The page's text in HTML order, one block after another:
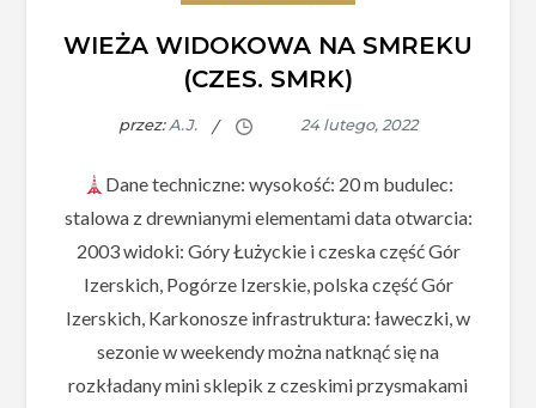
WIEŻA WIDOKOWA NA SMREKU
(CZES. SMRK)
przez:A.J.
Dane techniczne: wysokość: 20 m budulec:
stalowa z drewnianymi elementami data otwarcia:
2003 widoki: Góry Łużyckie i czeska część Gór
Izerskich, Pogórze Izerskie, polska część Gór
Izerskich, Karkonosze infrastruktura: ławeczki, w
sezonie w weekendy można natknąć się na
rozkładany mini sklepik z czeskimi przysmakami